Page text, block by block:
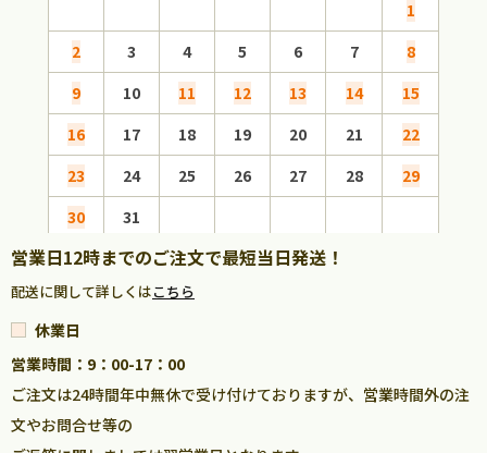
1
2
3 4 5 6 7
8
9
10 11 12 13 14
15
16
17 18 19 20 21
22
23
24 25 26 27 28
29
30
31
営業日12時までのご注文で最短当日発送！
配送に関して詳しくはこちら
休業日
営業時間：9：00-17：00
ご注文は24時間年中無休で受け付けておりますが、営業時間外の注
文やお問合せ等の